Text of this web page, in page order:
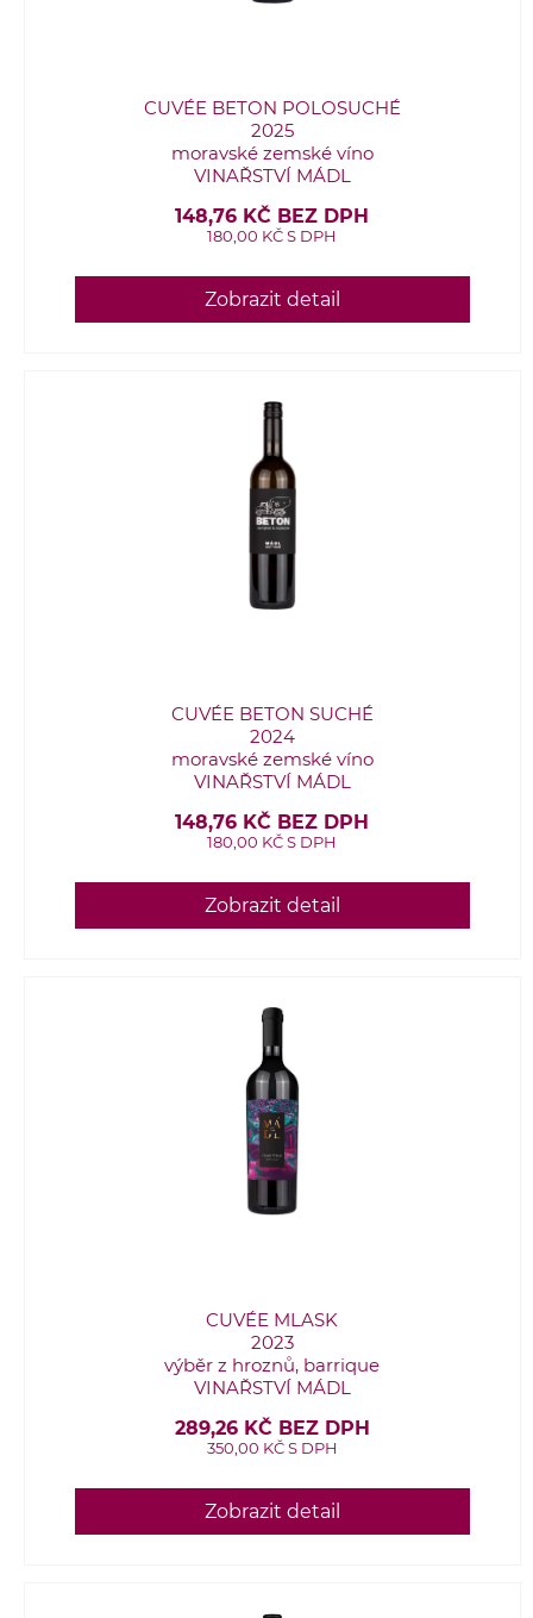
CUVÉE BETON POLOSUCHÉ
2025
moravské zemské víno
VINAŘSTVÍ MÁDL
148,76 KČ BEZ DPH
180,00 KČ S DPH
Zobrazit detail
CUVÉE BETON SUCHÉ
2024
moravské zemské víno
VINAŘSTVÍ MÁDL
148,76 KČ BEZ DPH
180,00 KČ S DPH
Zobrazit detail
CUVÉE MLASK
2023
výběr z hroznů, barrique
VINAŘSTVÍ MÁDL
289,26 KČ BEZ DPH
350,00 KČ S DPH
Zobrazit detail